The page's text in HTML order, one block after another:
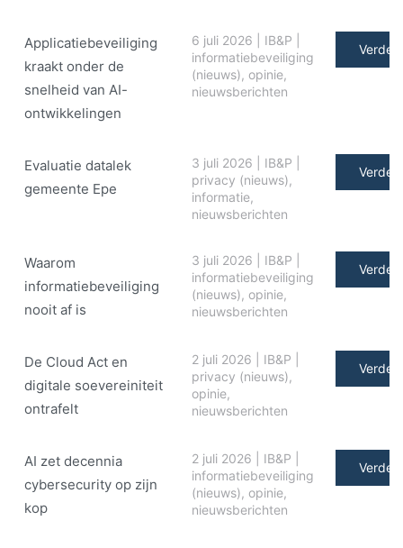
Applicatiebeveiliging
kraakt onder de
snelheid van AI-
ontwikkelingen
6 juli 2026 IB&P
informatiebeveiliging
(nieuws), opinie,
nieuwsberichten
Verder
Evaluatie datalek
gemeente Epe
3 juli 2026 IB&P
privacy (nieuws),
informatie,
nieuwsberichten
Verder
Waarom
informatiebeveiliging
nooit af is
3 juli 2026 IB&P
informatiebeveiliging
(nieuws), opinie,
nieuwsberichten
Verder
De Cloud Act en
digitale soe­ve­rei­ni­teit
ontrafelt
2 juli 2026 IB&P
privacy (nieuws),
opinie,
nieuwsberichten
Verder
AI zet decennia
cybersecurity op zijn
kop
2 juli 2026 IB&P
informatiebeveiliging
(nieuws), opinie,
nieuwsberichten
Verder